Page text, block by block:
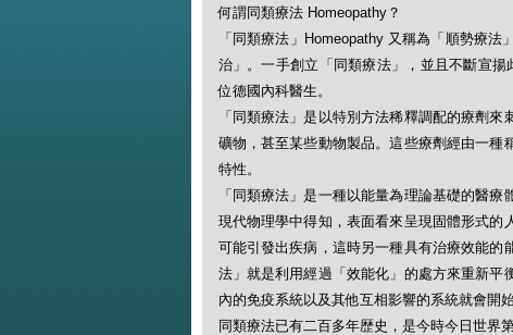
何謂同類療法 Homeopathy？
「同類療法」Homeopathy 又稱為「順勢療
治」。一手創立「同類療法」，並且不斷宣
位德國內科醫生。
「同類療法」是以特別方法稀釋調配的療劑
礦物，甚至某些動物製品。這些療劑經由一種
特性。
「同類療法」是一種以能量為理論基礎的醫
現代物理學中得知，表面看來呈現固體形式
可能引發出疾病，這時另一種具有治療效能的
法」就是利用經過「效能化」的處方來重新平
內的免疫系統以及其他互相影響的系統就會開
同類療法已有二百多年歴史，是今時今日世界